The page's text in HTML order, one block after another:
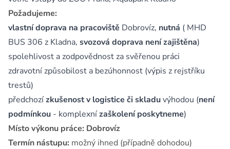
Požadujeme:
vlastní doprava na pracoviště Dobrovíz, nutná ( MHD
BUS 306 z Kladna, svozová doprava není zajištěna)
spolehlivost a zodpovědnost za svěřenou práci
zdravotní způsobilost a bezúhonnost (výpis z rejstříku
trestů)
předchozízkušenost v logistice či skladuvýhodou (není
podmínkou - komplexnízaškolení poskytneme)
Místo výkonu práce: Dobrovíz
Termín nástupu: možný ihned (případně dohodou)